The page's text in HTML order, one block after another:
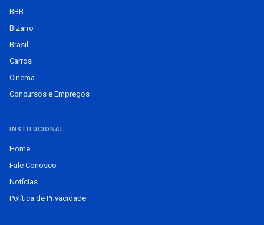
BBB
Bizarro
Brasil
Carros
Cinema
Concursos e Empregos
INSTITUCIONAL
Home
Fale Conosco
Notícias
Política de Privacidade